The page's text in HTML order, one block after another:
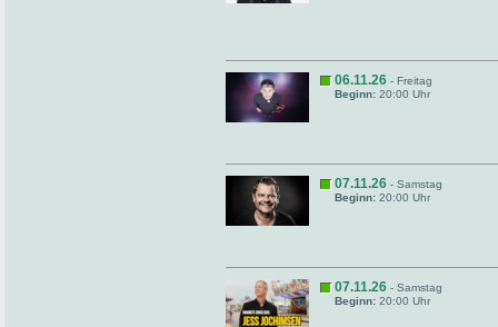
06.11.26 - Freitag
Beginn: 20:00 Uhr
07.11.26 - Samstag
Beginn: 20:00 Uhr
07.11.26 - Samstag
Beginn: 20:00 Uhr